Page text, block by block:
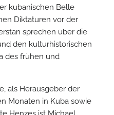
kubanischen Belle
Diktaturen vor der
sprechen über die
den kulturhistorischen
des frühen und
als Herausgeber der
Monaten in Kuba sowie
Henzes ist Michael